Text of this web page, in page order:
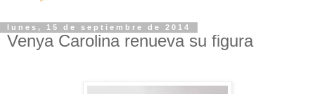
lunes, 15 de septiembre de 2014
Venya Carolina renueva su figura